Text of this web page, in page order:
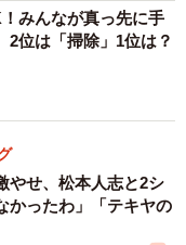
みんなが真っ先に手
位は「掃除」1位は？
やせ、松本人志と2シ
かったわ」「テキヤの